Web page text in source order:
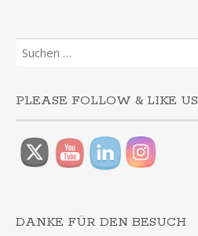
Suchen
nach:
PLEASE FOLLOW & LIKE US
DANKE FÜR DEN BESUCH